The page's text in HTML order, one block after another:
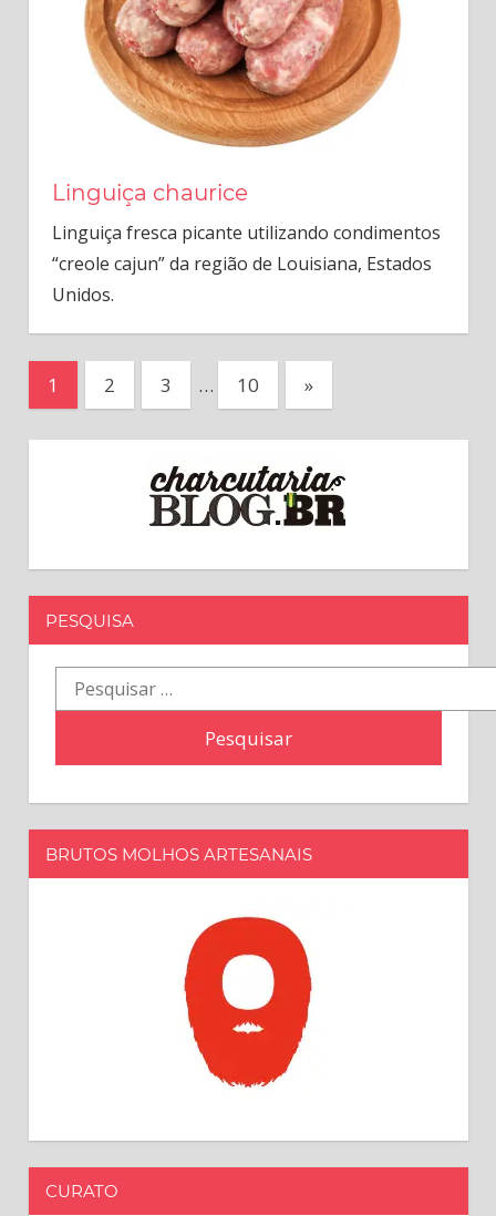
Linguiça chaurice
Linguiça fresca picante utilizando condimentos
“creole cajun” da região de Louisiana, Estados
Unidos.
Paginação
1 2 3 … 10
Next
Posts
»
PESQUISA
Pesquisar
por:
BRUTOS MOLHOS ARTESANAIS
CURATO